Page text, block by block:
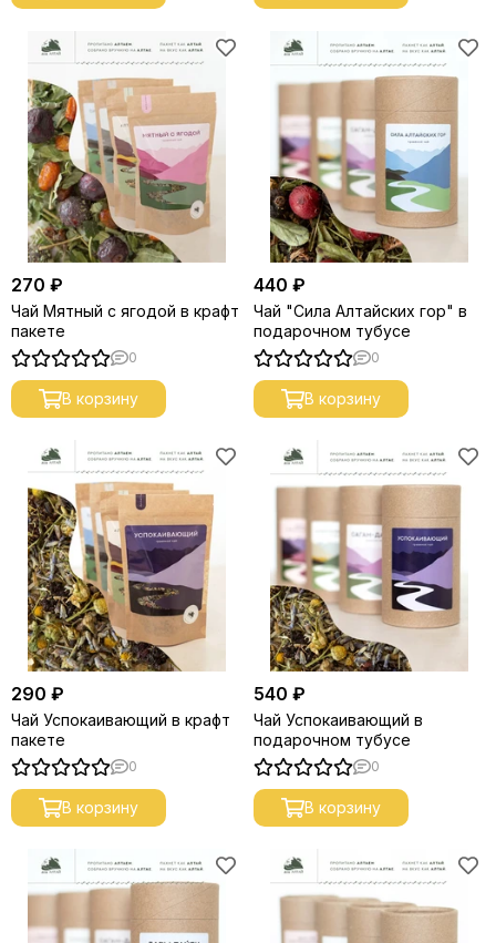
270 ₽
Чай Мятный с ягодой в крафт
пакете
0
В корзину
440 ₽
Чай "Сила Алтайских гор" в
подарочном тубусе
0
В корзину
290 ₽
Чай Успокаивающий в крафт
пакете
0
В корзину
540 ₽
Чай Успокаивающий в
подарочном тубусе
0
В корзину